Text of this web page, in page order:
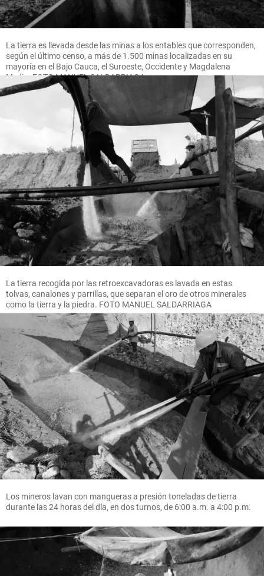
La tierra es llevada desde las minas a los entables que corresponden,
según el último censo, a más de 1.500 minas localizadas en su
mayoría en el Bajo Cauca, el Suroeste, Occidente y Magdalena
Medio. FOTO MANUEL SALDARRIAGA
La tierra recogida por las retroexcavadoras es lavada en estas
tolvas, canalones y parrillas, que separan el oro de otros minerales
como la tierra y la piedra. FOTO MANUEL SALDARRIAGA
Los mineros lavan con mangueras a presión toneladas de tierra
durante las 24 horas del día, en dos turnos, de 6:00 a.m. a 4:00 p.m.